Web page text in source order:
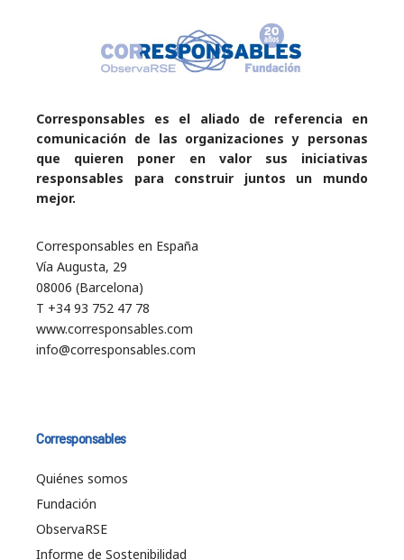
Corresponsables es el aliado de referencia en
comunicación de las organizaciones y personas
que quieren poner en valor sus iniciativas
responsables para construir juntos un mundo
mejor.
Corresponsables en España
Vía Augusta, 29
08006 (Barcelona)
T +34 93 752 47 78
www.corresponsables.com
info@corresponsables.com
Corresponsables
Quiénes somos
Fundación
ObservaRSE
Informe de Sostenibilidad